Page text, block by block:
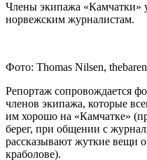
Члены экипажа «Камчатки»
норвежским журналистам.
Фото: Thomas Nilsen,
Репортаж сопровождается
членов экипажа, которые
им хорошо на «Камчатке»
берег, при общении с
рассказывают жуткие вещи
краболове).